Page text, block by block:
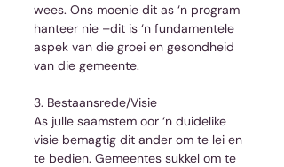
wees. Ons moenie dit as ‘n program
hanteer nie –dit is ‘n fundamentele
aspek van die groei en gesondheid
van die gemeente.
3. Bestaansrede/Visie
As julle saamstem oor ‘n duidelike
visie bemagtig dit ander om te lei en
te bedien. Gemeentes sukkel om te